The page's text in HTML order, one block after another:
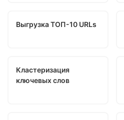
Выгрузка ТОП-10 URLs
Кластеризация
ключевых слов